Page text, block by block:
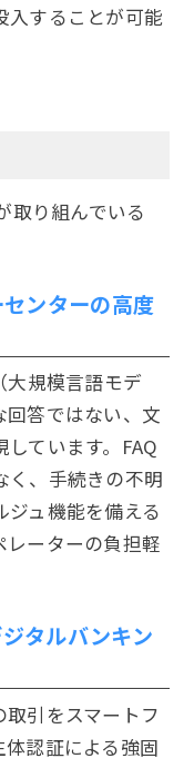
入することが可能
取り組んでいる
ンターの高度
規模言語モデ
答ではない、文
ています。FAQ
く、手続きの不明
ュ機能を備える
レーターの負担軽
タルバンキン
引をスマートフ
認証による強固